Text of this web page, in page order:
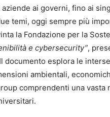
ai governi, fino ai
temi, oggi sempre più
la Fondazione per la
e cybersecurity”,
documento esplora le
ambientali,
comprendenti una vasta